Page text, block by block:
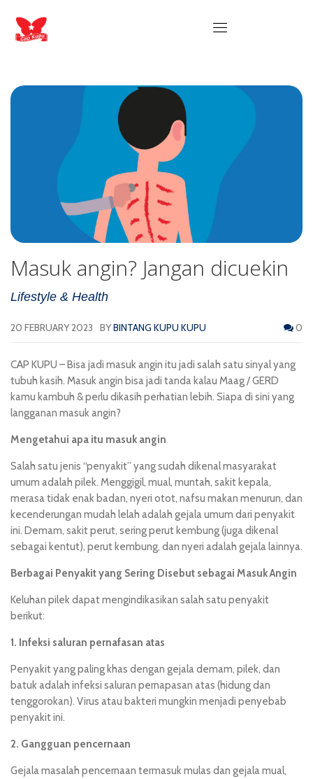
Masuk angin? Jangan dicuekin
Lifestyle & Health
20 FEBRUARY 2023 BYBINTANG KUPU KUPU 0
CAP KUPU – Bisa jadi masuk angin itu jadi salah satu sinyal yang
tubuh kasih. Masuk angin bisa jadi tanda kalau Maag / GERD
kamu kambuh & perlu dikasih perhatian lebih. Siapa di sini yang
langganan masuk angin?
Mengetahui apa itu masuk angin
Salah satu jenis “penyakit” yang sudah dikenal masyarakat
umum adalah pilek. Menggigil, mual, muntah, sakit kepala,
merasa tidak enak badan, nyeri otot, nafsu makan menurun, dan
kecenderungan mudah lelah adalah gejala umum dari penyakit
ini. Demam, sakit perut, sering perut kembung (juga dikenal
sebagai kentut), perut kembung, dan nyeri adalah gejala lainnya.
Berbagai Penyakit yang Sering Disebut sebagai Masuk Angin
Keluhan pilek dapat mengindikasikan salah satu penyakit
berikut:
1. Infeksi saluran pernafasan atas
Penyakit yang paling khas dengan gejala demam, pilek, dan
batuk adalah infeksi saluran pernapasan atas (hidung dan
tenggorokan). Virus atau bakteri mungkin menjadi penyebab
penyakit ini.
2. Gangguan pencernaan
Gejala masalah pencernaan termasuk mulas dan gejala mual,